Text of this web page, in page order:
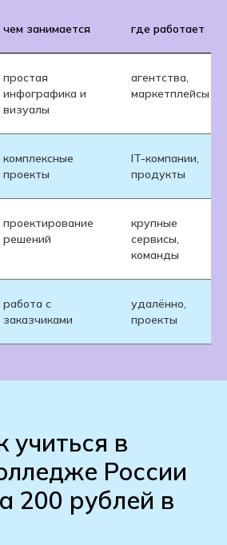
чем занимается где работает
простая
инфографика и
визуалы
агентства,
маркетплейсы
комплексные
проекты
IT-компании,
продукты
проектирование
решений
крупные
сервисы,
команды
работа с
заказчиками
удалённо,
проекты
учиться в
России
200 рублей в